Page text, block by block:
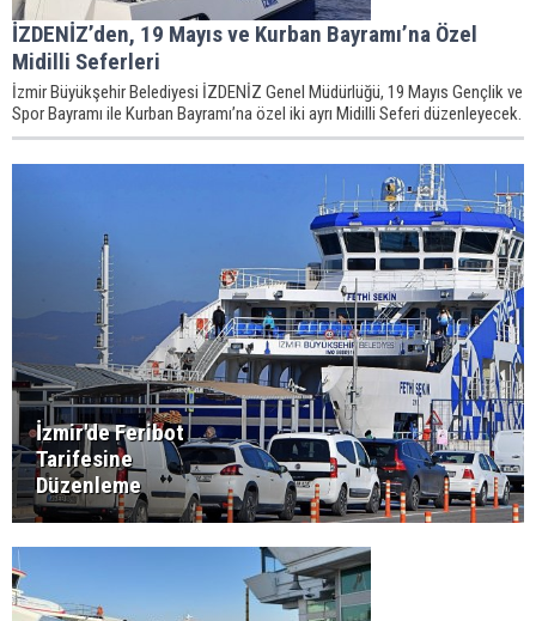
İZDENİZ’den, 19 Mayıs ve Kurban Bayramı’na Özel
Midilli Seferleri
İzmir Büyükşehir Belediyesi İZDENİZ Genel Müdürlüğü, 19 Mayıs Gençlik ve
Spor Bayramı ile Kurban Bayramı’na özel iki ayrı Midilli Seferi düzenleyecek.
İzmir'de Feribot
Tarifesine
Düzenleme